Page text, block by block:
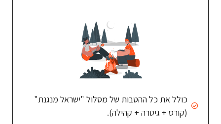
כולל את כל ההטבות של מסלול "ישראל מנגנת"
(קורס + גיטרה + קהילה).